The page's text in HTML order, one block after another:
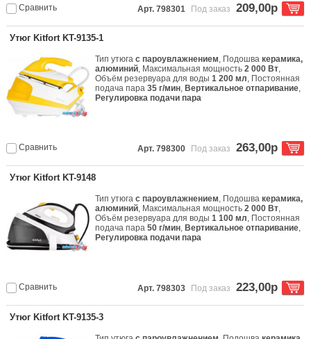
Сравнить Арт. 798301 Под заказ 209,00р
Утюг Kitfort KT-9135-1
Тип утюгас пароувлажнением, Подошвакерамика,
алюминий, Максимальная мощность2 000 Вт,
Объём резервуара для воды1 200 мл, Постоянная
подача пара35 г/мин, Вертикальное отпаривание,
Регулировка подачи пара
Сравнить Арт. 798300 Под заказ 263,00р
Утюг Kitfort KT-9148
Тип утюгас пароувлажнением, Подошвакерамика,
алюминий, Максимальная мощность2 000 Вт,
Объём резервуара для воды1 100 мл, Постоянная
подача пара50 г/мин, Вертикальное отпаривание,
Регулировка подачи пара
Сравнить Арт. 798303 Под заказ 223,00р
Утюг Kitfort KT-9135-3